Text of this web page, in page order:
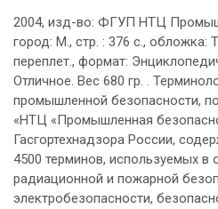
2004, изд-во: ФГУП НТЦ
город: М., стр. : 376 с., обложка:
переплет., формат:
Отличное. Вес 680 гр. .
промышленной безопасности,
«НТЦ «Промышленная
Гасгортехнадзора России,
4500 терминов, используемых
радиационной и пожарной
электробезопасности,